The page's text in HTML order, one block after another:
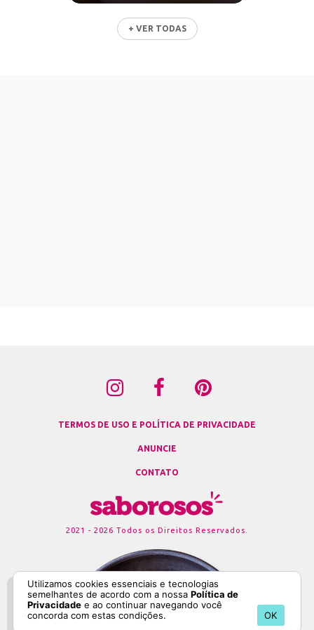
+ VER TODAS
TERMOS DE USO E POLÍTICA DE PRIVACIDADE
ANUNCIE
CONTATO
2021 - 2026 Todos os Direitos Reservados.
Utilizamos cookies essenciais e tecnologias
semelhantes de acordo com a nossa Política de
Privacidadee ao continuar navegando você
concorda com estas condições.
OK